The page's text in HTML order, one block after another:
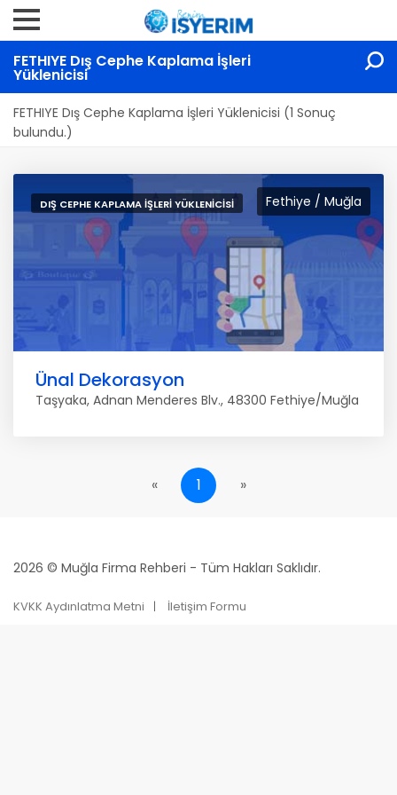
FETHIYE Dış Cephe Kaplama İşleri
Yüklenicisi
FETHIYE Dış Cephe Kaplama İşleri Yüklenicisi (1 Sonuç
bulundu.)
Fethiye / Muğla
DIŞ CEPHE KAPLAMA İŞLERI YÜKLENICISI
Ünal Dekorasyon
Taşyaka, Adnan Menderes Blv., 48300 Fethiye/Muğla
« 1 »
2026 © Muğla Firma Rehberi - Tüm Hakları Saklıdır.
KVKK Aydınlatma Metni İletişim Formu